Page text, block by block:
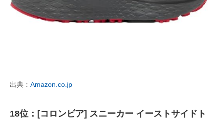
出典： Amazon.co.jp
18位：[コロンビア] スニーカー イーストサイドト